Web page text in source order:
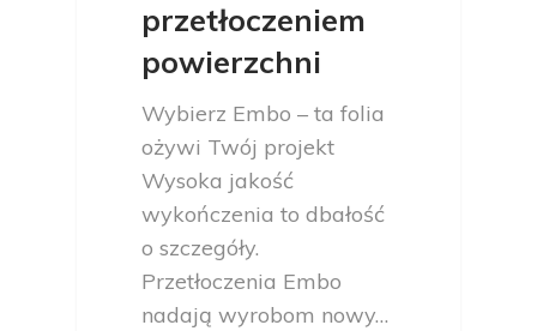
przetłoczeniem
powierzchni
Wybierz Embo – ta folia
ożywi Twój projekt
Wysoka jakość
wykończenia to dbałość
o szczegóły.
Przetłoczenia Embo
nadają wyrobom nowy…